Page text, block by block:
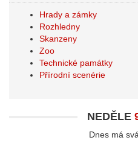
Hrady a zámky
Rozhledny
Skanzeny
Zoo
Technické památky
Přírodní scenérie
NEDĚLE
Dnes má